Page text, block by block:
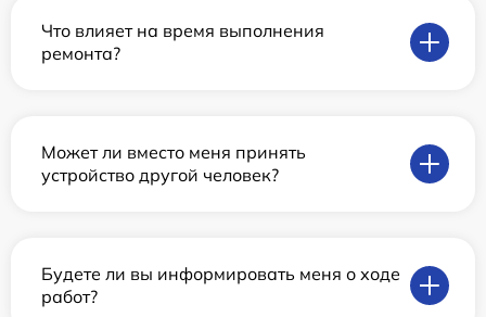
Что влияет на время выполнения
ремонта?
Может ли вместо меня принять
устройство другой человек?
Будете ли вы информировать меня о ходе
работ?